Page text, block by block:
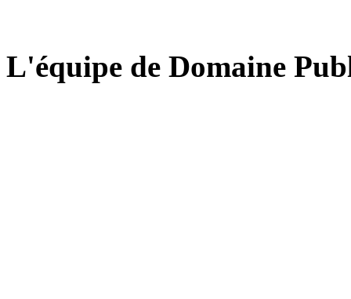
L'équipe de Domaine